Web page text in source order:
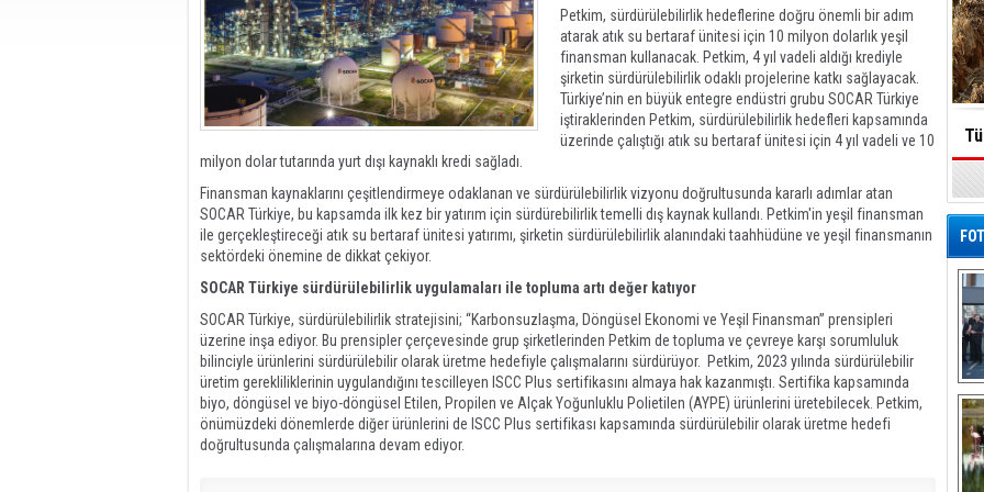
Petkim, sürdürülebilirlik hedeflerine doğru önemli bir adım
atarak atık su bertaraf ünitesi için 10 milyon dolarlık yeşil
finansman kullanacak. Petkim, 4 yıl vadeli aldığı krediyle
şirketin sürdürülebilirlik odaklı projelerine katkı sağlayacak.
Türkiye’nin en büyük entegre endüstri grubu SOCAR Türkiye
iştiraklerinden Petkim, sürdürülebilirlik hedefleri kapsamında
üzerinde çalıştığı atık su bertaraf ünitesi için 4 yıl vadeli ve 10
milyon dolar tutarında yurt dışı kaynaklı kredi sağladı.
Finansman kaynaklarını çeşitlendirmeye odaklanan ve sürdürülebilirlik vizyonu doğrultusunda kararlı adımlar atan
SOCAR Türkiye, bu kapsamda ilk kez bir yatırım için sürdürebilirlik temelli dış kaynak kullandı. Petkim'in yeşil finansman
ile gerçekleştireceği atık su bertaraf ünitesi yatırımı, şirketin sürdürülebilirlik alanındaki taahhüdüne ve yeşil finansmanın
sektördeki önemine de dikkat çekiyor.
SOCAR Türkiye sürdürülebilirlik uygulamaları ile topluma artı değer katıyor
SOCAR Türkiye, sürdürülebilirlik stratejisini; “Karbonsuzlaşma, Döngüsel Ekonomi ve Yeşil Finansman” prensipleri
üzerine inşa ediyor. Bu prensipler çerçevesinde grup şirketlerinden Petkim de topluma ve çevreye karşı sorumluluk
bilinciyle ürünlerini sürdürülebilir olarak üretme hedefiyle çalışmalarını sürdürüyor. Petkim, 2023 yılında sürdürülebilir
üretim gerekliliklerinin uygulandığını tescilleyen ISCC Plus sertifikasını almaya hak kazanmıştı. Sertifika kapsamında
biyo, döngüsel ve biyo-döngüsel Etilen, Propilen ve Alçak Yoğunluklu Polietilen (AYPE) ürünlerini üretebilecek. Petkim,
önümüzdeki dönemlerde diğer ürünlerini de ISCC Plus sertifikası kapsamında sürdürülebilir olarak üretme hedefi
doğrultusunda çalışmalarına devam ediyor.